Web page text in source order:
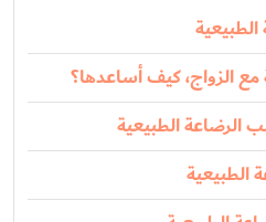
الزواج، كيف أساعدها؟
الرضاعة الطبيعية